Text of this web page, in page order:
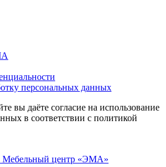
персональных данных
вы даёте согласие на использование
в соответствии с политикой